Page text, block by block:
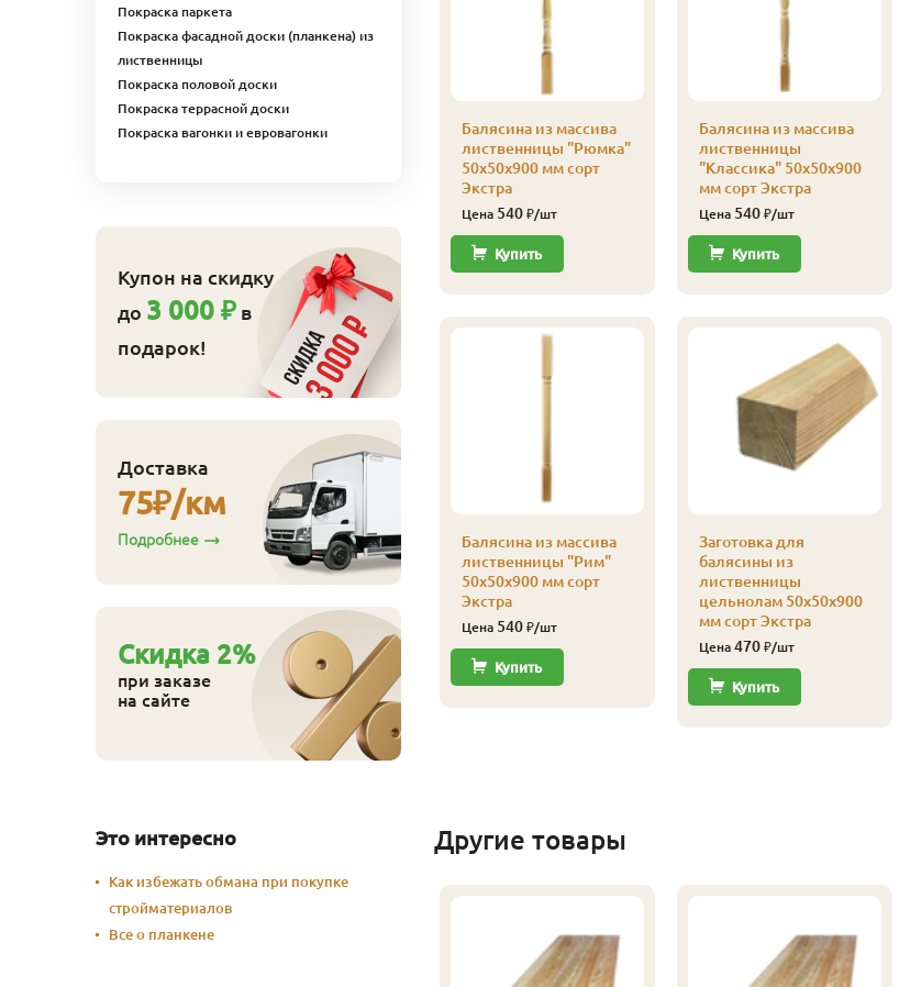
опорный из
опорный из
Столб опорный из
Купить
Балясина из массива
лиственницы "Рюмка"
50х50х900 мм сорт
Экстра
Цена 540₽/шт
Купить
Балясина из массива
лиственницы "Рим"
50х50х900 мм сорт
Экстра
Цена 540₽/шт
Купить
Балясина из массива
лиственницы
"Классика" 50х50х900
мм сорт Экстра
Цена 540₽/шт
Купить
Заготовка для
балясины из
лиственницы
цельнолам 50х50х900
мм сорт Экстра
Цена 470₽/шт
Купить
Другие товары
Покраска паркета
Покраска фасадной доски (планкена) из
лиственницы
Покраска половой доски
Покраска террасной доски
Покраска вагонки и евровагонки
Купон на скидку
до 3 000 ₽ в
подарок!
Доставка
75₽/км
Подробнее
Cкидка 2%
при заказе
на сайте
Это интересно
Как избежать обмана при покупке
стройматериалов
Все о планкене